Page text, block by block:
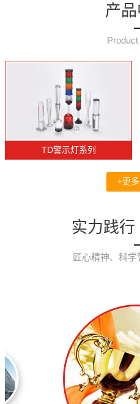
产
TD警示灯系列
+更
实力践行
匠心精神、科